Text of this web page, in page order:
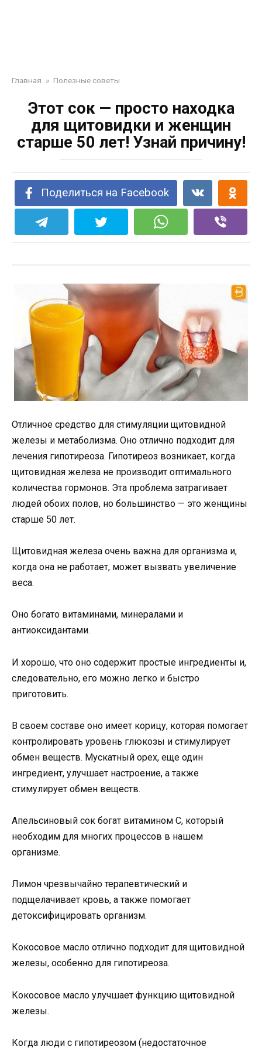
Главная » Полезные советы
Этот сок — просто находка
для щитовидки и женщин
старше 50 лет! Узнай причину!
Поделиться на Facebook
Отличное средство для стимуляции щитовидной
железы и метаболизма. Оно отлично подходит для
лечения гипотиреоза. Гипотиреоз возникает, когда
щитовидная железа не производит оптимального
количества гормонов. Эта проблема затрагивает
людей обоих полов, но большинство — это женщины
старше 50 лет.
Щитовидная железа очень важна для организма и,
когда она не работает, может вызвать увеличение
веса.
Оно богато витаминами, минералами и
антиоксидантами.
И хорошо, что оно содержит простые ингредиенты и,
следовательно, его можно легко и быстро
приготовить.
В своем составе оно имеет корицу, которая помогает
контролировать уровень глюкозы и стимулирует
обмен веществ. Мускатный орех, еще один
ингредиент, улучшает настроение, а также
стимулирует обмен веществ.
Апельсиновый сок богат витамином С, который
необходим для многих процессов в нашем
организме.
Лимон чрезвычайно терапевтический и
подщелачивает кровь, а также помогает
детоксифицировать организм.
Кокосовое масло отлично подходит для щитовидной
железы, особенно для гипотиреоза.
Кокосовое масло улучшает функцию щитовидной
железы.
Когда люди с гипотиреозом (недостаточное